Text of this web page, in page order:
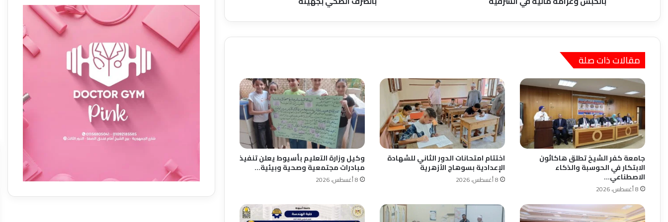
مقالات ذات صلة
جامعة كفر الشيخ تطلق هاكاثون
الابتكار في الحوسبة والذكاء
الاصطناعي…
8 أغسطس، 2026
اختتام امتحانات الدور الثاني للشهادة
الإعدادية بسوهاج الأزهرية
8 أغسطس، 2026
وكيل وزارة التعليم بأسيوط يعلن تنفيذ
مبادرات مجتمعية وصحية وبيئية…
8 أغسطس، 2026